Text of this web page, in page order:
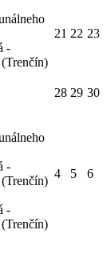
-
21 22 23
28 29 30
-
-
4 5 6